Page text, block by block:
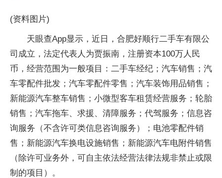
(资料图片)
天眼查App显示，近日，合肥好顺行二手车有限公
司成立，法定代表人为贾振南，注册资本100万人民
币，经营范围为一般项目：二手车经纪；汽车销售；汽
车零配件批发；汽车零配件零售；汽车装饰用品销售；
新能源汽车整车销售；小微型客车租赁经营服务；轮胎
销售；汽车拖车、求援、清障服务；代驾服务；信息咨
询服务（不含许可类信息咨询服务）；电池零配件销
售；新能源汽车换电设施销售；新能源汽车电附件销售
（除许可业务外，可自主依法经营法律法规非禁止或限
制的项目）。